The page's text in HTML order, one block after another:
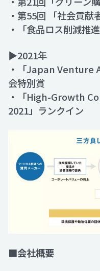
・第55回 「社会貢献
・「食品ロス削減推
▶2021年
・「Japan Venture
会特別賞
・「High-Growth
2021」ランクイン
■会社概要